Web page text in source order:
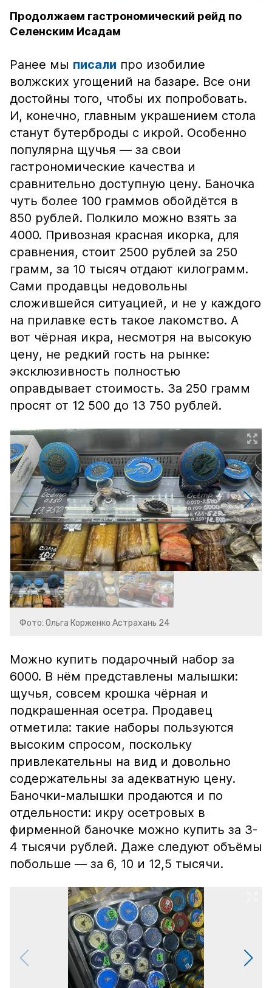
Продолжаем гастрономический рейд по
Селенским Исадам
Ранее мы писали про изобилие
волжских угощений на базаре. Все они
достойны того, чтобы их попробовать.
И, конечно, главным украшением стола
станут бутерброды с икрой. Особенно
популярна щучья — за свои
гастрономические качества и
сравнительно доступную цену. Баночка
чуть более 100 граммов обойдётся в
850 рублей. Полкило можно взять за
4000. Привозная красная икорка, для
сравнения, стоит 2500 рублей за 250
грамм, за 10 тысяч отдают килограмм.
Сами продавцы недовольны
сложившейся ситуацией, и не у каждого
на прилавке есть такое лакомство. А
вот чёрная икра, несмотря на высокую
цену, не редкий гость на рынке:
эксклюзивность полностью
оправдывает стоимость. За 250 грамм
просят от 12 500 до 13 750 рублей.
Фото: Ольга Корженко Астрахань 24
Можно купить подарочный набор за
6000. В нём представлены малышки:
щучья, совсем крошка чёрная и
подкрашенная осетра. Продавец
отметила: такие наборы пользуются
высоким спросом, поскольку
привлекательны на вид и довольно
содержательны за адекватную цену.
Баночки-малышки продаются и по
отдельности: икру осетровых в
фирменной баночке можно купить за 3-
4 тысячи рублей. Даже следуют объёмы
побольше — за 6, 10 и 12,5 тысячи.